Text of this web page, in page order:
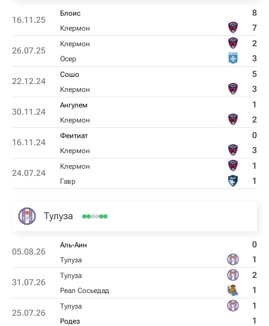
16.11.25
Блоис 8
Клермон 7
26.07.25
Клермон 2
Осер 3
22.12.24
Сошо 5
Клермон 3
30.11.24
Ангулем 1
Клермон 2
16.11.24
Феитиат 0
Клермон 3
24.07.24
Клермон 1
Гавр 1
Тулуза
05.08.26
Аль-Аин 0
Тулуза 1
31.07.26
Тулуза 2
Реал Сосьедад 1
25.07.26
Тулуза 1
Родез 1